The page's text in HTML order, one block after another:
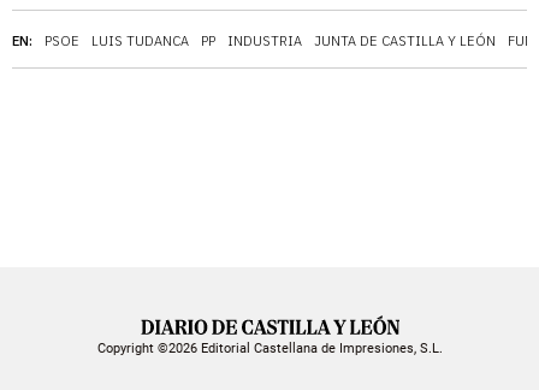
EN: PSOE LUIS TUDANCA PP INDUSTRIA JUNTA DE CASTILLA Y LEÓN
Copyright ©2026 Editorial Castellana de Impresiones, S.L.